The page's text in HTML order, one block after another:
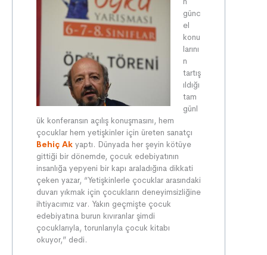
günc
el
konu
larını
n
tartış
ıldığı
tam
günl
ük konferansın açılış konuşmasını, hem
çocuklar hem yetişkinler için üreten sanatçı
Behiç Ak yaptı. Dünyada her şeyin kötüye
gittiği bir dönemde, çocuk edebiyatının
insanlığa yepyeni bir kapı araladığına dikkati
çeken yazar, “Yetişkinlerle çocuklar arasındaki
duvarı yıkmak için çocukların deneyimsizliğine
ihtiyacımız var. Yakın geçmişte çocuk
edebiyatına burun kıvıranlar şimdi
çocuklarıyla, torunlarıyla çocuk kitabı
okuyor,” dedi.